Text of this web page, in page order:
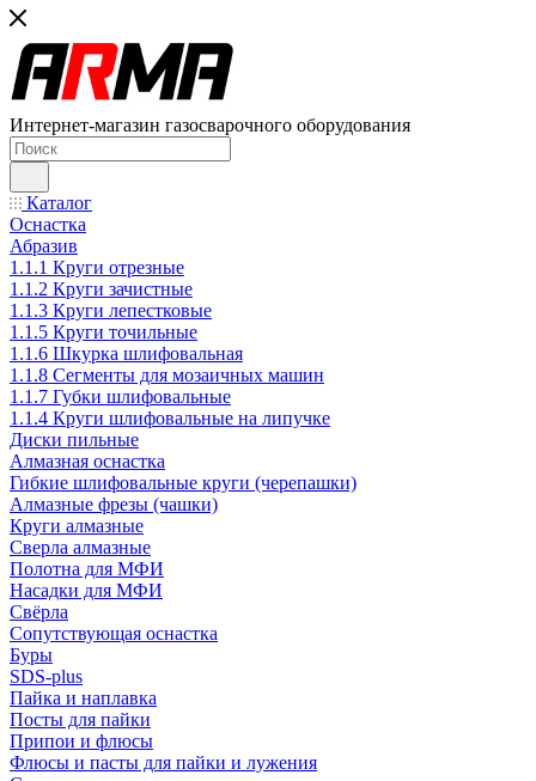
Интернет-магазин газосварочного оборудования
Каталог
Оснастка
Абразив
1.1.1 Круги отрезные
1.1.2 Круги зачистные
1.1.3 Круги лепестковые
1.1.5 Круги точильные
1.1.6 Шкурка шлифовальная
1.1.8 Сегменты для мозаичных машин
1.1.7 Губки шлифовальные
1.1.4 Круги шлифовальные на липучке
Диски пильные
Алмазная оснастка
Гибкие шлифовальные круги (черепашки)
Алмазные фрезы (чашки)
Круги алмазные
Сверла алмазные
Полотна для МФИ
Насадки для МФИ
Свёрла
Сопутствующая оснастка
Буры
SDS-plus
Пайка и наплавка
Посты для пайки
Припои и флюсы
Флюсы и пасты для пайки и лужения